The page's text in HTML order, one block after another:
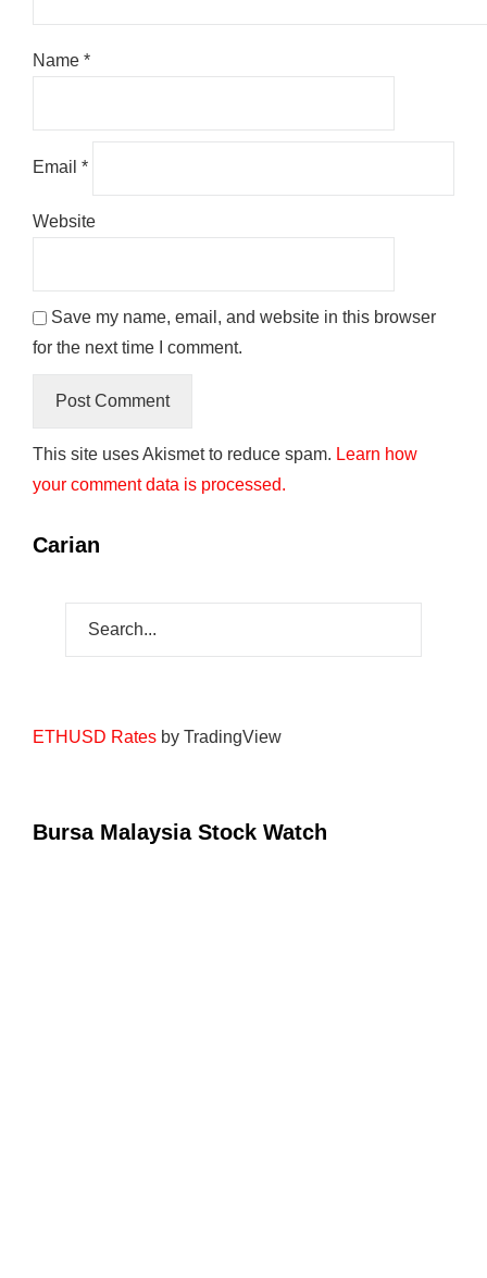
Name *
Email *
Website
Save my name, email, and website in this browser
for the next time I comment.
This site uses Akismet to reduce spam. Learn how
your comment data is processed.
Carian
ETHUSD Rates by TradingView
Bursa Malaysia Stock Watch